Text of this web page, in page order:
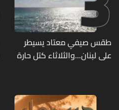
طقس صيفي معتاد يسيطر
على لبنان...والثلاثاء كتل حارة